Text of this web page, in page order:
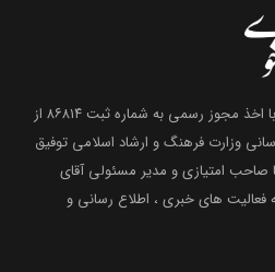
با اخذ مجوز رسمی به شماره ثبت ۸۶۸۱۴ از
وزارت فرهنگ و ارشاد اسلامی توفیق
از ۲۰ مرداد ماه سال ۱۳۹۹ با صاحب امتیازی و مدیر مسئولی آقای
های خبری ، اطلاع رسانی و